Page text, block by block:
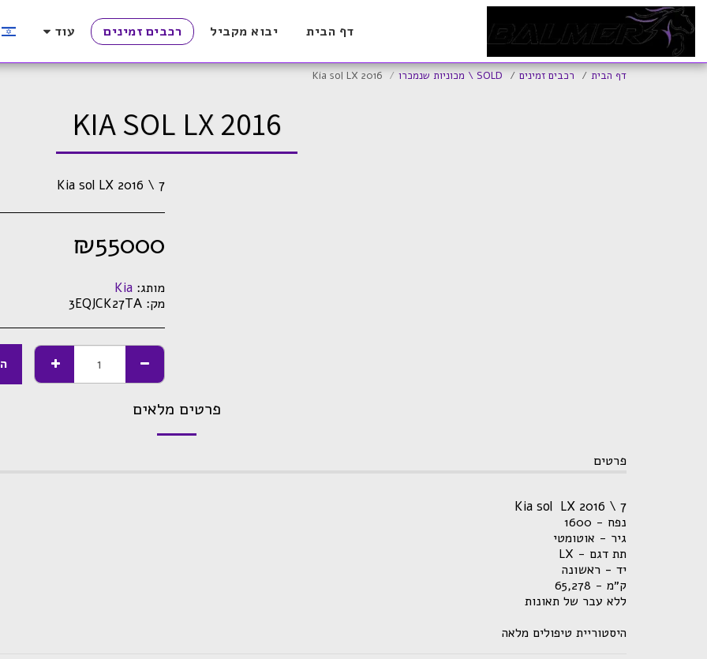
דף הבית יבוא מקביל רכבים זמינים עוד
דף הבית רכבים זמינים SOLD \ מכוניות שנמכרו Kia sol LX 2016
KIA SOL LX 2016
Kia sol LX 2016 \ 7
₪55000
מותג: Kia
מק: 3EQJCK27TA
פרטים מלאים
פרטים
Kia sol LX 2016 \ 7
נפח - 1600
גיר - אוטומטי
תת דגם - LX
יד - ראשונה
ק״מ - 65,278
ללא עבר של תאונות
היסטוריית טיפולים מלאה